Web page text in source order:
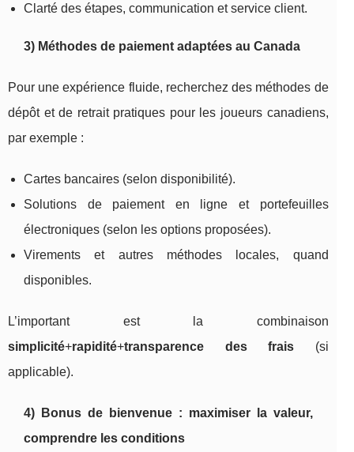
Clarté des étapes, communication et service client.
3) Méthodes de paiement adaptées au Canada
Pour une expérience fluide, recherchez des méthodes de
dépôt et de retrait pratiques pour les joueurs canadiens,
par exemple :
Cartes bancaires (selon disponibilité).
Solutions de paiement en ligne et portefeuilles
électroniques (selon les options proposées).
Virements et autres méthodes locales, quand
disponibles.
L’important est la combinaison
simplicité+rapidité+transparence des frais (si
applicable).
4) Bonus de bienvenue : maximiser la valeur,
comprendre les conditions